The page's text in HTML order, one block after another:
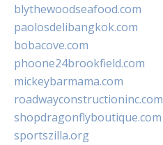
blythewoodseafood.com
paolosdelibangkok.com
bobacove.com
phoone24brookfield.com
mickeybarmama.com
roadwayconstructioninc.com
shopdragonflyboutique.com
sportszilla.org